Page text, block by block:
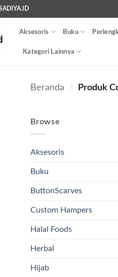
Aksesoris Buku
Kategori Lainnya
Beranda / Produk
Browse
Aksesoris
Buku
ButtonScarves
Custom Hampers
Halal Foods
Herbal
Hijab